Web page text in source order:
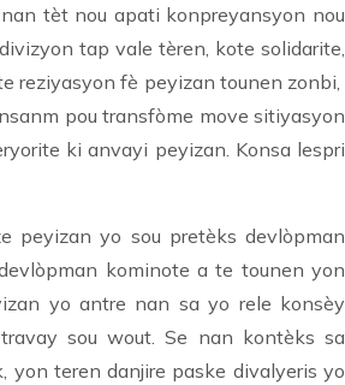
tèt nou apati konpreyansyon nou
tap vale tèren, kote solidarite,
reziyasyon fè peyizan tounen zonbi,
pou transfòme move sitiyasyon
ki anvayi peyizan. Konsa lespri
peyizan yo sou pretèks devlòpman
kominote a te tounen yon
yo antre nan sa yo rele konsèy
travay sou wout. Se nan kontèks sa
yon teren danjire paske divalyeris yo